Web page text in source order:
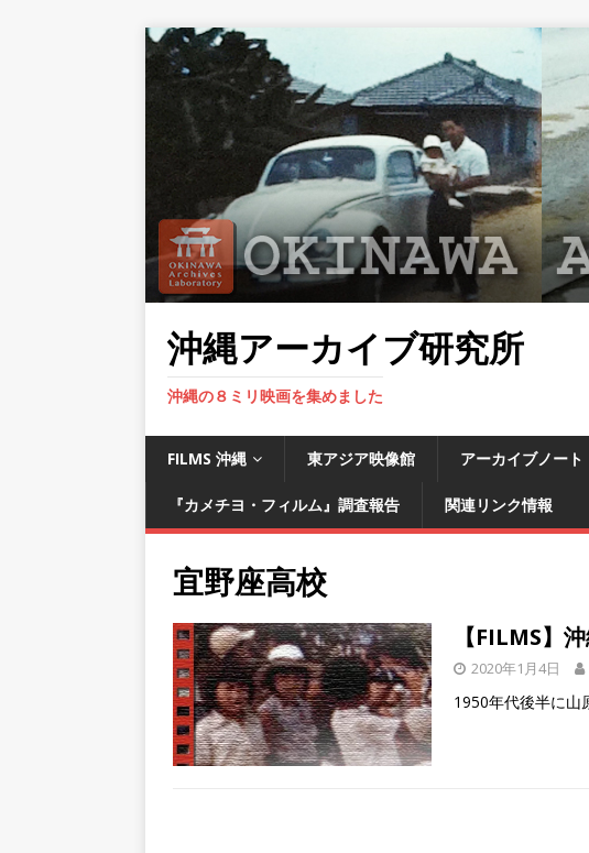
沖縄アーカイブ研究所
沖縄の８ミリ映画を集めました
FILMS 沖縄 東アジア映像館 アーカイブノート
『カメチヨ・フィルム』調査報告 関連リンク情報
宜野座高校
【FILMS】
2020年1月4日
1950年代後半に山